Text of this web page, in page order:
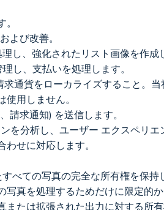
よび改善。
理し、強化されたリスト画像を作成
し、支払いを処理します。
用しません。
請求通知) を送信します。
を分析し、ユーザー エクスペリエ
わせに対応します。
べての写真の完全な所有権を保
写真を処理するためだけに限定的
たは拡張された出力に対する所有